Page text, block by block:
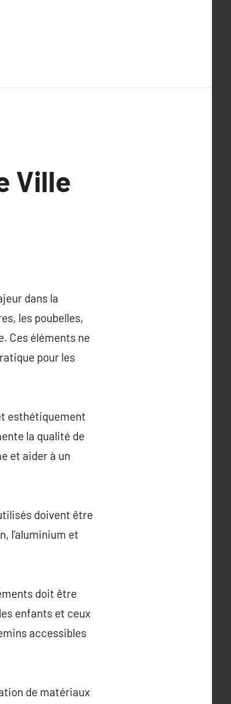
Ville
dans la
les poubelles,
Ces éléments ne
pour les
esthétiquement
la qualité de
et aider à un
doivent être
l’aluminium et
doit être
enfants et ceux
accessibles
de matériaux